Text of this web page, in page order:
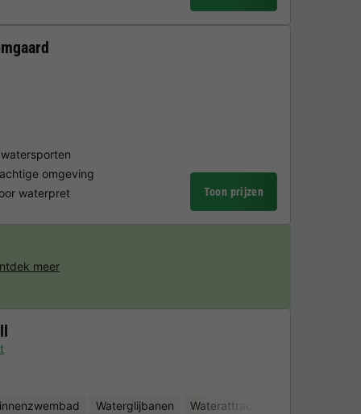
omgeving
waterpret
Toon prijzen
Waterglijbanen Waterattracties
meer